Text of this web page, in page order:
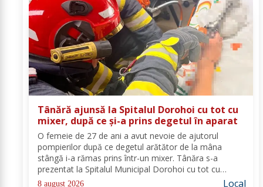
Tânără ajunsă la Spitalul Dorohoi cu tot cu
mixer, după ce și-a prins degetul în aparat
O femeie de 27 de ani a avut nevoie de ajutorul
pompierilor după ce degetul arătător de la mâna
stângă i-a rămas prins într-un mixer. Tânăra s-a
prezentat la Spitalul Municipal Dorohoi cu tot cu
aparatul electrocasnic, iar medicii au solicitat
8 august 2026 Local